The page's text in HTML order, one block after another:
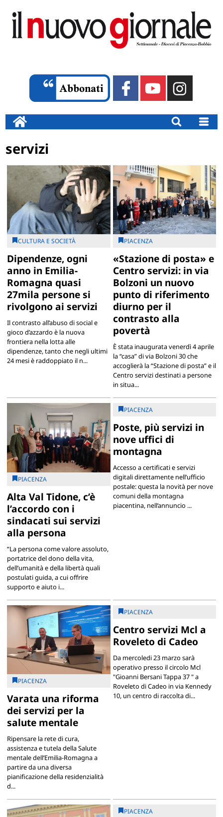
servizi
CULTURA E SOCIETÀ
Dipendenze, ogni
anno in Emilia-
Romagna quasi
27mila persone si
rivolgono ai servizi
Il contrasto all’abuso di social e
gioco d’azzardo è la nuova
frontiera nella lotta alle
dipendenze, tanto che negli ultimi
24 mesi è raddoppiato il n...
PIACENZA
«Stazione di posta» e
Centro servizi: in via
Bolzoni un nuovo
punto di riferimento
diurno per il
contrasto alla
povertà
È stata inaugurata venerdì 4 aprile
la “casa” di via Bolzoni 30 che
accoglierà la “Stazione di posta” e il
Centro servizi destinati a persone
in situa...
PIACENZA
Alta Val Tidone, c’è
l’accordo con i
sindacati sui servizi
alla persona
“La persona come valore assoluto,
portatrice del dono della vita,
dell’umanità e della libertà quali
postulati guida, a cui offrire
supporto e aiuto i...
PIACENZA
Poste, più servizi in
nove uffici di
montagna
Accesso a certificati e servizi
digitali direttamente nell’ufficio
postale: questa la novità per nove
comuni della montagna
piacentina, nell’annuncio ...
PIACENZA
Varata una riforma
dei servizi per la
salute mentale
Ripensare la rete di cura,
assistenza e tutela della Salute
mentale dell’Emilia-Romagna a
partire da una diversa
pianificazione della residenzialità
d...
PIACENZA
Centro servizi Mcl a
Roveleto di Cadeo
Da mercoledi 23 marzo sarà
operativo presso il circolo Mcl
"Gioanni Bersani Tappa 37 " a
Roveleto di Cadeo in via Kennedy
10, un centro di raccolta di...
PIACENZA